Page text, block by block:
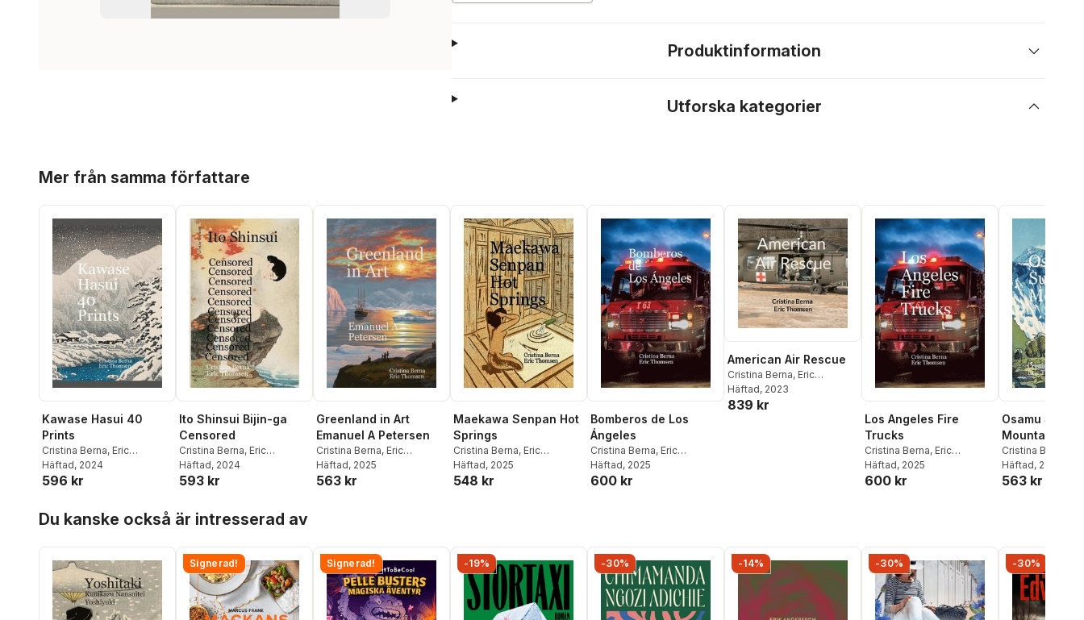
Produktinformation
Utforska kategorier
Mer från samma författare
Kawase Hasui 40
Prints
Cristina Berna, Eric
Thomsen
Häftad, 2024
596 kr
Ito Shinsui Bijin-ga
Censored
Cristina Berna, Eric
Thomsen
Häftad, 2024
593 kr
Greenland in Art
Emanuel A Petersen
Cristina Berna, Eric
Thomsen
Häftad, 2025
563 kr
Maekawa Senpan Hot
Springs
Cristina Berna, Eric
Thomsen
Häftad, 2025
548 kr
Bomberos de Los
Ángeles
Cristina Berna, Eric
Thomsen
Häftad, 2025
600 kr
American Air Rescue
Cristina Berna, Eric
Thomsen
Häftad, 2023
839 kr
Los Angeles Fire
Trucks
Cristina Berna, Eric
Thomsen
Häftad, 2025
600 kr
Osamu
Mountains
Cristina Berna
Thomsen
Häftad, 2025
563 kr
Du kanske också är intresserad av
Signerad! Signerad! -19% -30% -14% -30% -30%